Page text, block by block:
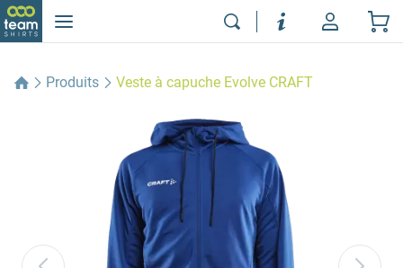
Produits Veste à capuche Evolve CRAFT